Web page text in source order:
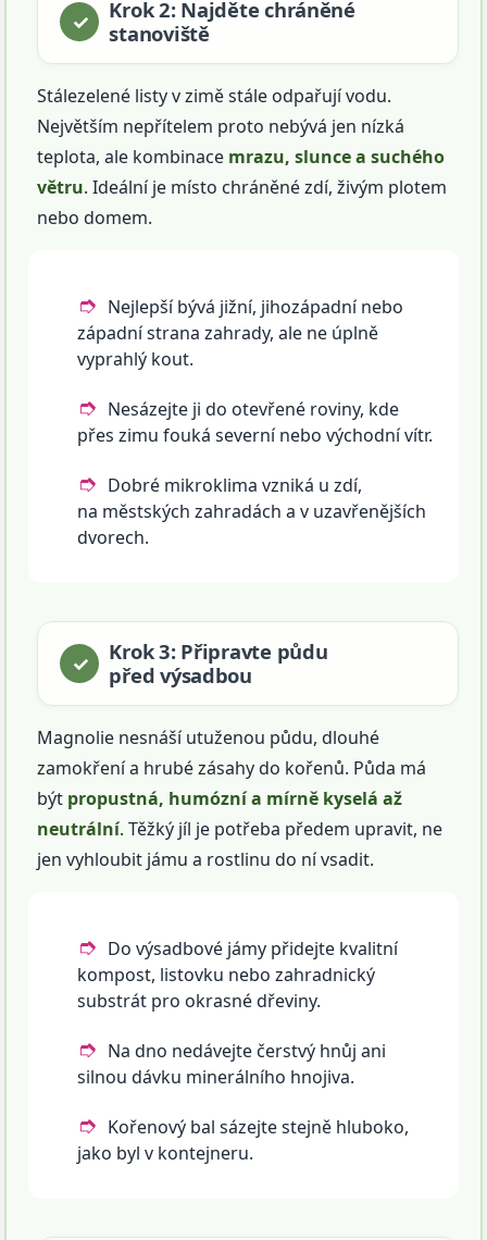
Krok 2: Najděte chráněné
stanoviště
Stálezelené listy v zimě stále odpařují vodu.
Největším nepřítelem proto nebývá jen nízká
teplota, ale kombinace mrazu, slunce a suchého
větru. Ideální je místo chráněné zdí, živým plotem
nebo domem.
Nejlepší bývá jižní, jihozápadní nebo
západní strana zahrady, ale ne úplně
vyprahlý kout.
Nesázejte ji do otevřené roviny, kde
přes zimu fouká severní nebo východní vítr.
Dobré mikroklima vzniká u zdí,
na městských zahradách a v uzavřenějších
dvorech.
Krok 3: Připravte půdu
před výsadbou
Magnolie nesnáší utuženou půdu, dlouhé
zamokření a hrubé zásahy do kořenů. Půda má
být propustná, humózní a mírně kyselá až
neutrální. Těžký jíl je potřeba předem upravit, ne
jen vyhloubit jámu a rostlinu do ní vsadit.
Do výsadbové jámy přidejte kvalitní
kompost, listovku nebo zahradnický
substrát pro okrasné dřeviny.
Na dno nedávejte čerstvý hnůj ani
silnou dávku minerálního hnojiva.
Kořenový bal sázejte stejně hluboko,
jako byl v kontejneru.